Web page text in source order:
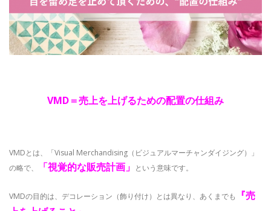
VMD＝売上を上げるための配置の仕組み
VMDとは、「Visual Merchandising（ビジュアルマーチャンダイジング）」
の略で、
「視覚的な販売計画」 という意味です。
VMDの目的は、デコレーション（飾り付け）とは異なり、あくまでも
『売